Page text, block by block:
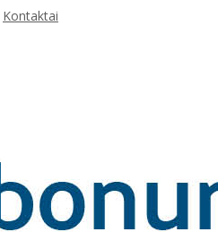
Kontaktai